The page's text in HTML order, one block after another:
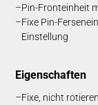
Pin-Fronteinheit
Fixe Pin-
Einstellung
Eig­en­schaft­en
Fixe, nicht